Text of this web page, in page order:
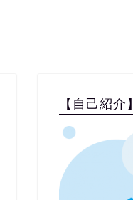
【自己紹介】